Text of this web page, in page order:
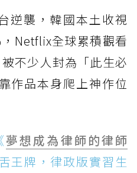
逆襲，韓國本土收視
Netflix全球累積觀看
不少人封為「此生必
作品本身爬上神作位
夢想成為律師的律師
王牌，律政版實習生